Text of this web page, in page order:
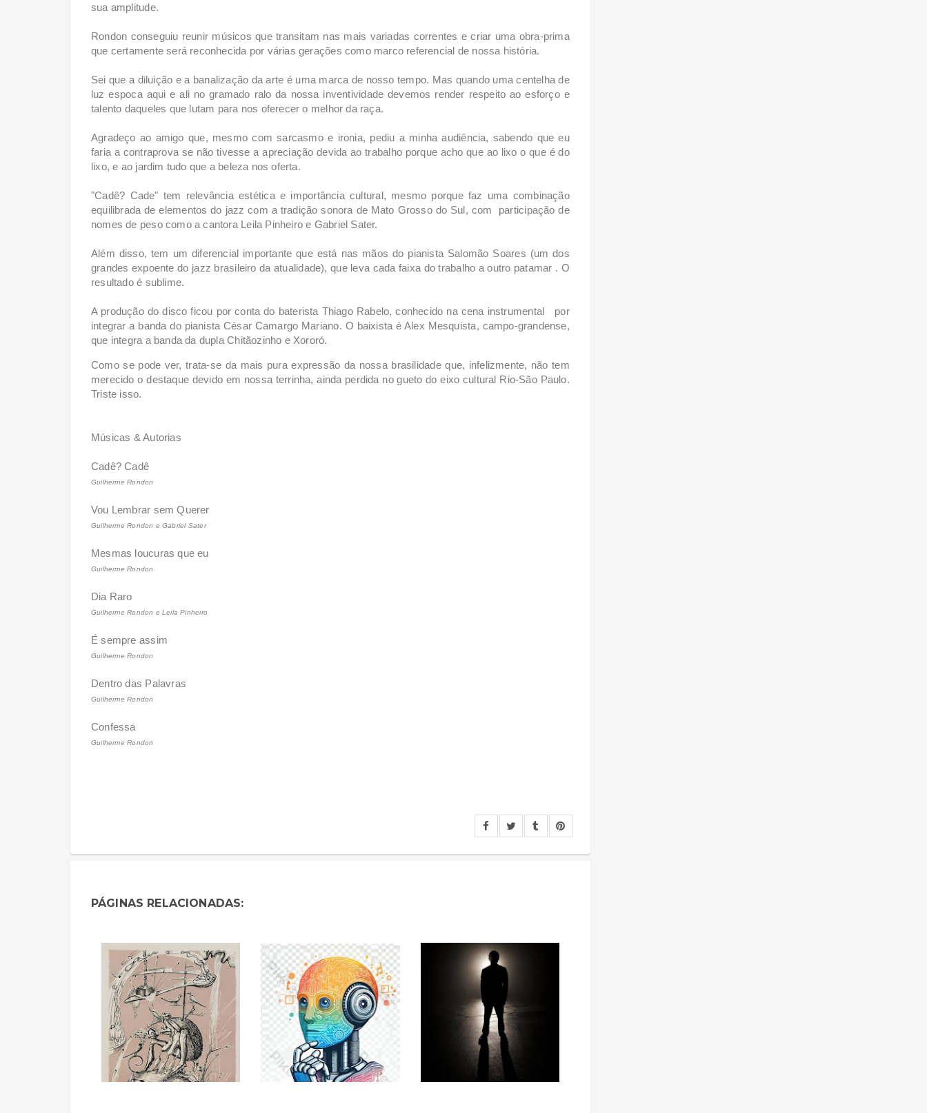
sua amplitude.
Rondon conseguiu reunir músicos que transitam nas mais variadas correntes e criar uma obra-prima
que certamente será reconhecida por várias gerações como marco referencial de nossa história.
Sei que a diluição e a banalização da arte é uma marca de nosso tempo. Mas quando uma centelha de
luz espoca aqui e ali no gramado ralo da nossa inventividade devemos render respeito ao esforço e
talento daqueles que lutam para nos oferecer o melhor da raça.
Agradeço ao amigo que, mesmo com sarcasmo e ironia, pediu a minha audiência, sabendo que eu
faria a contraprova se não tivesse a apreciação devida ao trabalho porque acho que ao lixo o que é do
lixo, e ao jardim tudo que a beleza nos oferta.
"Cadê? Cade" tem relevância estética e importância cultural, mesmo porque faz uma combinação
equilibrada de elementos do jazz com a tradição sonora de Mato Grosso do Sul, com participação de
nomes de peso como a cantora Leila Pinheiro e Gabriel Sater.
Além disso, tem um diferencial importante que está nas mãosdo pianista Salomão Soares (um dos
grandes expoente do jazz brasileiro da atualidade), que leva cada faixa do trabalho a outro patamar . O
resultado é sublime.
A produção do disco ficou por conta do baterista Thiago Rabelo, conhecido na cena instrumental por
integrar a banda do pianista César Camargo Mariano. O baixista é Alex Mesquista, campo-grandense,
que integra a banda da dupla Chitãozinho e Xororó.
Como se pode ver, trata-se da mais pura expressão da nossa brasilidade que, infelizmente, não tem
merecido o destaque devido em nossa terrinha, ainda perdida no gueto do eixo cultural Rio-São Paulo.
Triste isso.
Músicas & Autorias
Cadê? Cadê
Guilherme Rondon
Vou Lembrar sem Querer
Guilherme Rondon e Gabriel Sater
Mesmas loucuras que eu
Guilherme Rondon
Dia Raro
Guilherme Rondon e Leila Pinheiro
É sempre assim
Guilherme Rondon
Dentro das Palavras
Guilherme Rondon
Confessa
Guilherme Rondon
PÁGINAS RELACIONADAS: